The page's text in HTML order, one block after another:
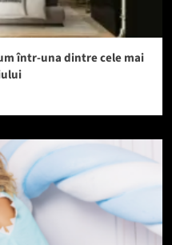
într-una dintre cele mai